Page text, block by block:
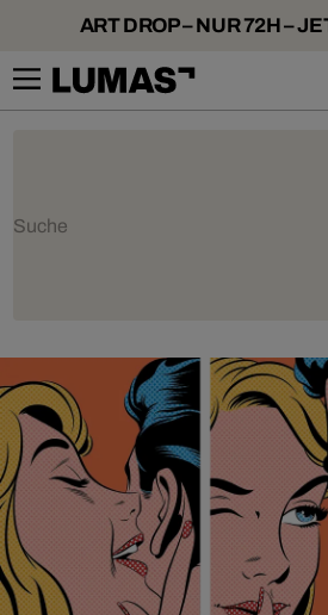
ART DROP – NUR 72H –